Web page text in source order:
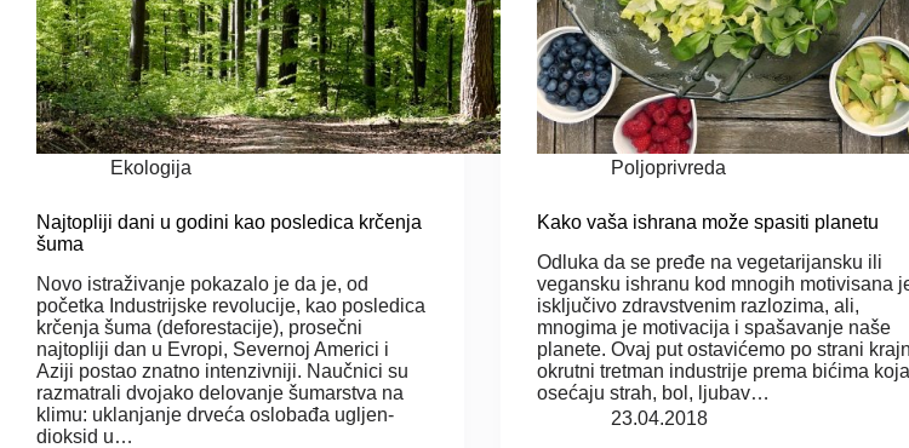
Ekologija
Najtopliji dani u godini kao posledica krčenja
šuma
Novo istraživanje pokazalo je da je, od
početka Industrijske revolucije, kao posledica
krčenja šuma (deforestacije), prosečni
najtopliji dan u Evropi, Severnoj Americi i
Aziji postao znatno intenzivniji. Naučnici su
razmatrali dvojako delovanje šumarstva na
klimu: uklanjanje drveća oslobađa ugljen-
dioksid u…
Poljoprivreda
Kako vaša ishrana može spasiti planetu
Odluka da se pređe na vegetarijansku ili
vegansku ishranu kod mnogih motivisana
isključivo zdravstvenim razlozima, ali,
mnogima je motivacija i spašavanje naše
planete. Ovaj put ostavićemo po strani
okrutni tretman industrije prema bićima koja
osećaju strah, bol, ljubav…
23.04.2018